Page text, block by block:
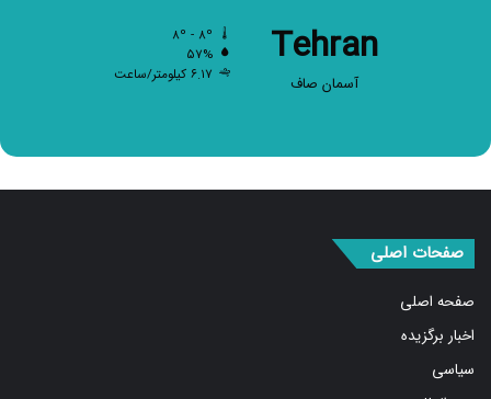
Tehran
آسمان صاف
۵۷%
۶.۱۷ کیلومتر/ساعت
صفحه اصلی
اخبار برگزیده
سیاسی
بین الملل